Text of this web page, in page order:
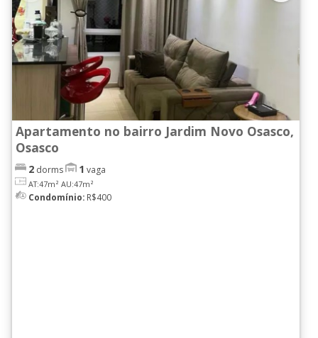
Apartamento no bairro Jardim Novo Osasco,
Osasco
2 dorms 1 vaga
AT:47m² AU:47m²
Condomínio: R$400